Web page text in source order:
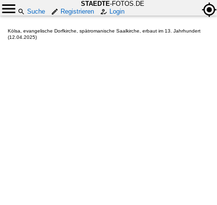
STAEDTE-FOTOS.DE
Suche
Registrieren Login
Kölsa, evangelische Dorfkirche, spätromanische Saalkirche, erbaut im 13. Jahrhundert
(12.04.2025)